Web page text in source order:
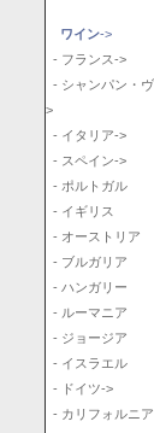
ワイン->
- フランス->
- シャンパン・
>
- イタリア->
- スペイン->
- ポルトガル
- イギリス
- オーストリア
- ブルガリア
- ハンガリー
- ルーマニア
- ジョージア
- イスラエル
- ドイツ->
- カリフォルニア